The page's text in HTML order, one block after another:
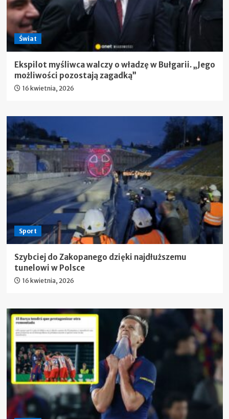
Świat
Ekspilot myśliwca walczy o władzę w Bułgarii. „Jego
możliwości pozostają zagadką”
16 kwietnia, 2026
Sport
Szybciej do Zakopanego dzięki najdłuższemu
tunelowi w Polsce
16 kwietnia, 2026